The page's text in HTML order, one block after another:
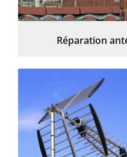
Réparation